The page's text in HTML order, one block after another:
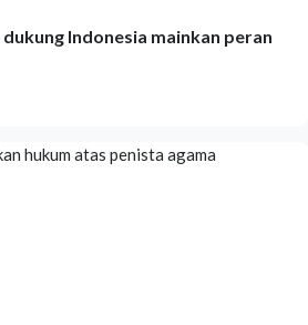
dukung Indonesia mainkan peran